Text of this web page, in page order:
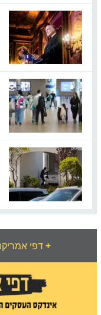
דפי אמריקה - הוסף בית עסק+